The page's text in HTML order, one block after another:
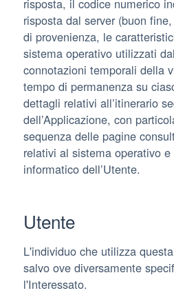
risposta, il codice numerico
risposta dal server (buon
di provenienza, le
sistema operativo utilizzati
connotazioni temporali della
tempo di permanenza su
dettagli relativi all’itinerario
dell’Applicazione, con
sequenza delle pagine
relativi al sistema operativo e
informatico dell’Utente.
Utente
L'individuo che utilizza
salvo ove diversamente
l'Interessato.